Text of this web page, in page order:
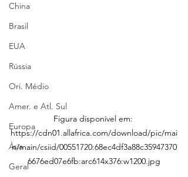
China
Brasil
EUA
Rússia
Ori. Médio
Amer. e Atl. Sul
Europa
Ásia
Geral
Figura disponível em:
https://cdn01.allafrica.com/download/pic/mai
n/main/csiid/00551720:68ec4df3a88c35947370
6676ed07e6fb:arc614x376:w1200.jpg